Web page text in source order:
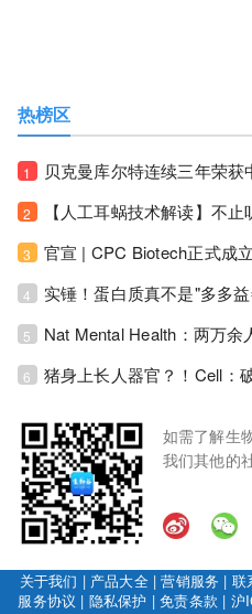
热榜区
1 贝克曼库尔特连续三年荣获
2
3
4
5
6
如需了解生
我们其他的
关于我们 | 产品大全|营销服务 | 联
服务协议 | 隐私保护 |免责条款 | 沪